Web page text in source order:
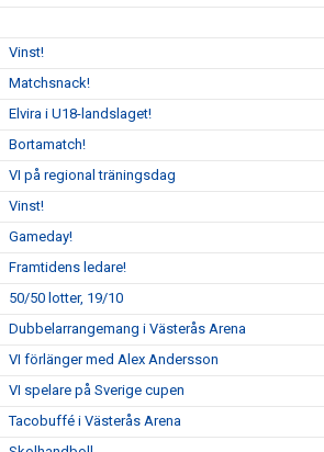
Vinst!
Matchsnack!
Elvira i U18-landslaget!
Bortamatch!
VI på regional träningsdag
Vinst!
Gameday!
Framtidens ledare!
50/50 lotter, 19/10
Dubbelarrangemang i Västerås Arena
VI förlänger med Alex Andersson
VI spelare på Sverige cupen
Tacobuffé i Västerås Arena